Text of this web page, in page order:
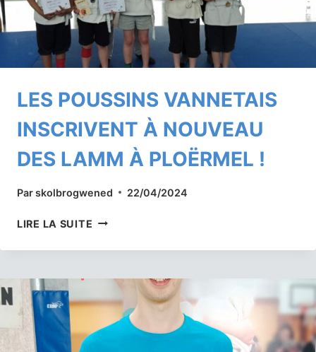
LES POUSSINS VANNETAIS
INSCRIVENT À NOUVEAU
DES LAMM À PLOËRMEL !
Parskolbrogwened 22/04/2024
LIRE LA SUITE LES
VANNETAIS
NOUVEAU
LAMM